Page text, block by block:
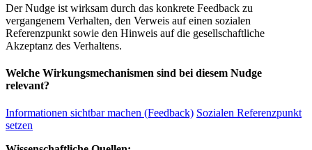
Der Nudge ist wirksam durch das konkrete Feedback zu
vergangenem Verhalten, den Verweis auf einen sozialen
Referenzpunkt sowie den Hinweis auf die gesellschaftliche
Akzeptanz des Verhaltens.
Welche Wirkungsmechanismen sind bei diesem Nudge
relevant?
Informationen sichtbar machen (Feedback) Sozialen Referenzpunkt
setzen